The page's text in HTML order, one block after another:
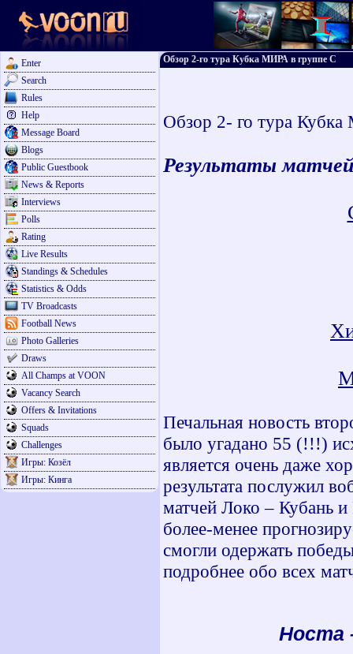
Enter
Search
Rules
Help
Message Board
Blogs
Public Guestbook
News & Reports
Interviews
Polls
Rating
Live Results
Standings & Schedules
Statistics & Odds
TV Broadcasts
Football News
Photo Galleries
Draws
All Champs at VOON
Vacancy Search
Offers & Invitations
Squads
Challenges
Игры: Козёл
Игры: Кинга
Обзор 2-го тура Кубка МИРА в группе С
Обзор 2- го тура
Результаты матчей
Печальная новость
было угадано 55 (!!!)
является очень даже
результата послужил
матчей Локо – Кубань
более-менее
смогли одержать
подробнее обо всех
Носта